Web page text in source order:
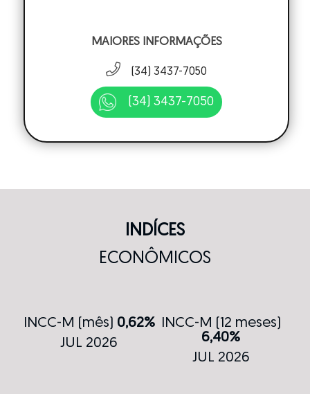
MAIORES INFORMAÇÕES
(34) 3437-7050
(34) 3437-7050
INDÍCES
ECONÔMICOS
INCC-M (mês) 0,62%
JUL 2026
INCC-M (12 meses)
6,40%
JUL 2026